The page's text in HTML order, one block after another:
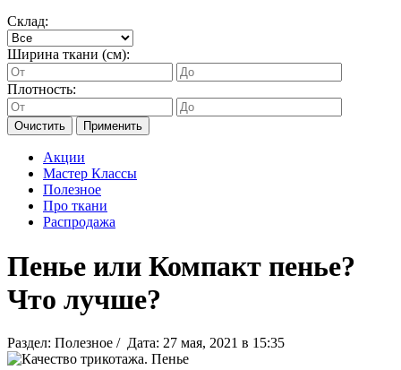
Склад:
Ширина ткани (см):
Плотность:
Очистить Применить
Акции
Мастер Классы
Полезное
Про ткани
Распродажа
Пенье или Компакт пенье?
Что лучше?
Раздел: Полезное / Дата: 27 мая, 2021 в 15:35